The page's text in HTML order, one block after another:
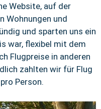
Website, auf der
Wohnungen und
und sparten uns ein
war, flexibel mit dem
Flugpreise in anderen
zahlten wir für Flug
Person.